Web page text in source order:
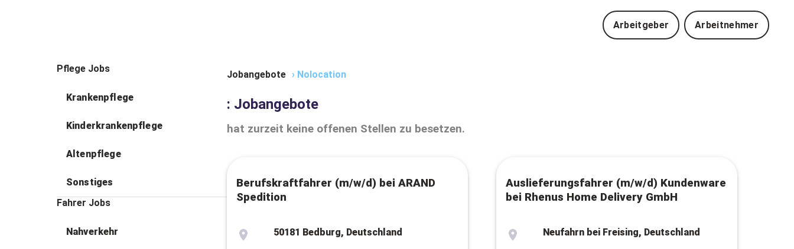
Arbeitgeber Arbeitnehmer
Pflege Jobs
Krankenpflege
Kinderkrankenpflege
Altenpflege
Sonstiges
Fahrer Jobs
Nahverkehr
Jobangebote › Nolocation
: Jobangebote
hat zurzeit keine offenen Stellen zu besetzen.
Berufskraftfahrer (m/w/d) bei ARAND
Spedition
50181 Bedburg, Deutschland
Auslieferungsfahrer (m/w/d) Kundenware
bei Rhenus Home Delivery GmbH
Neufahrn bei Freising, Deutschland